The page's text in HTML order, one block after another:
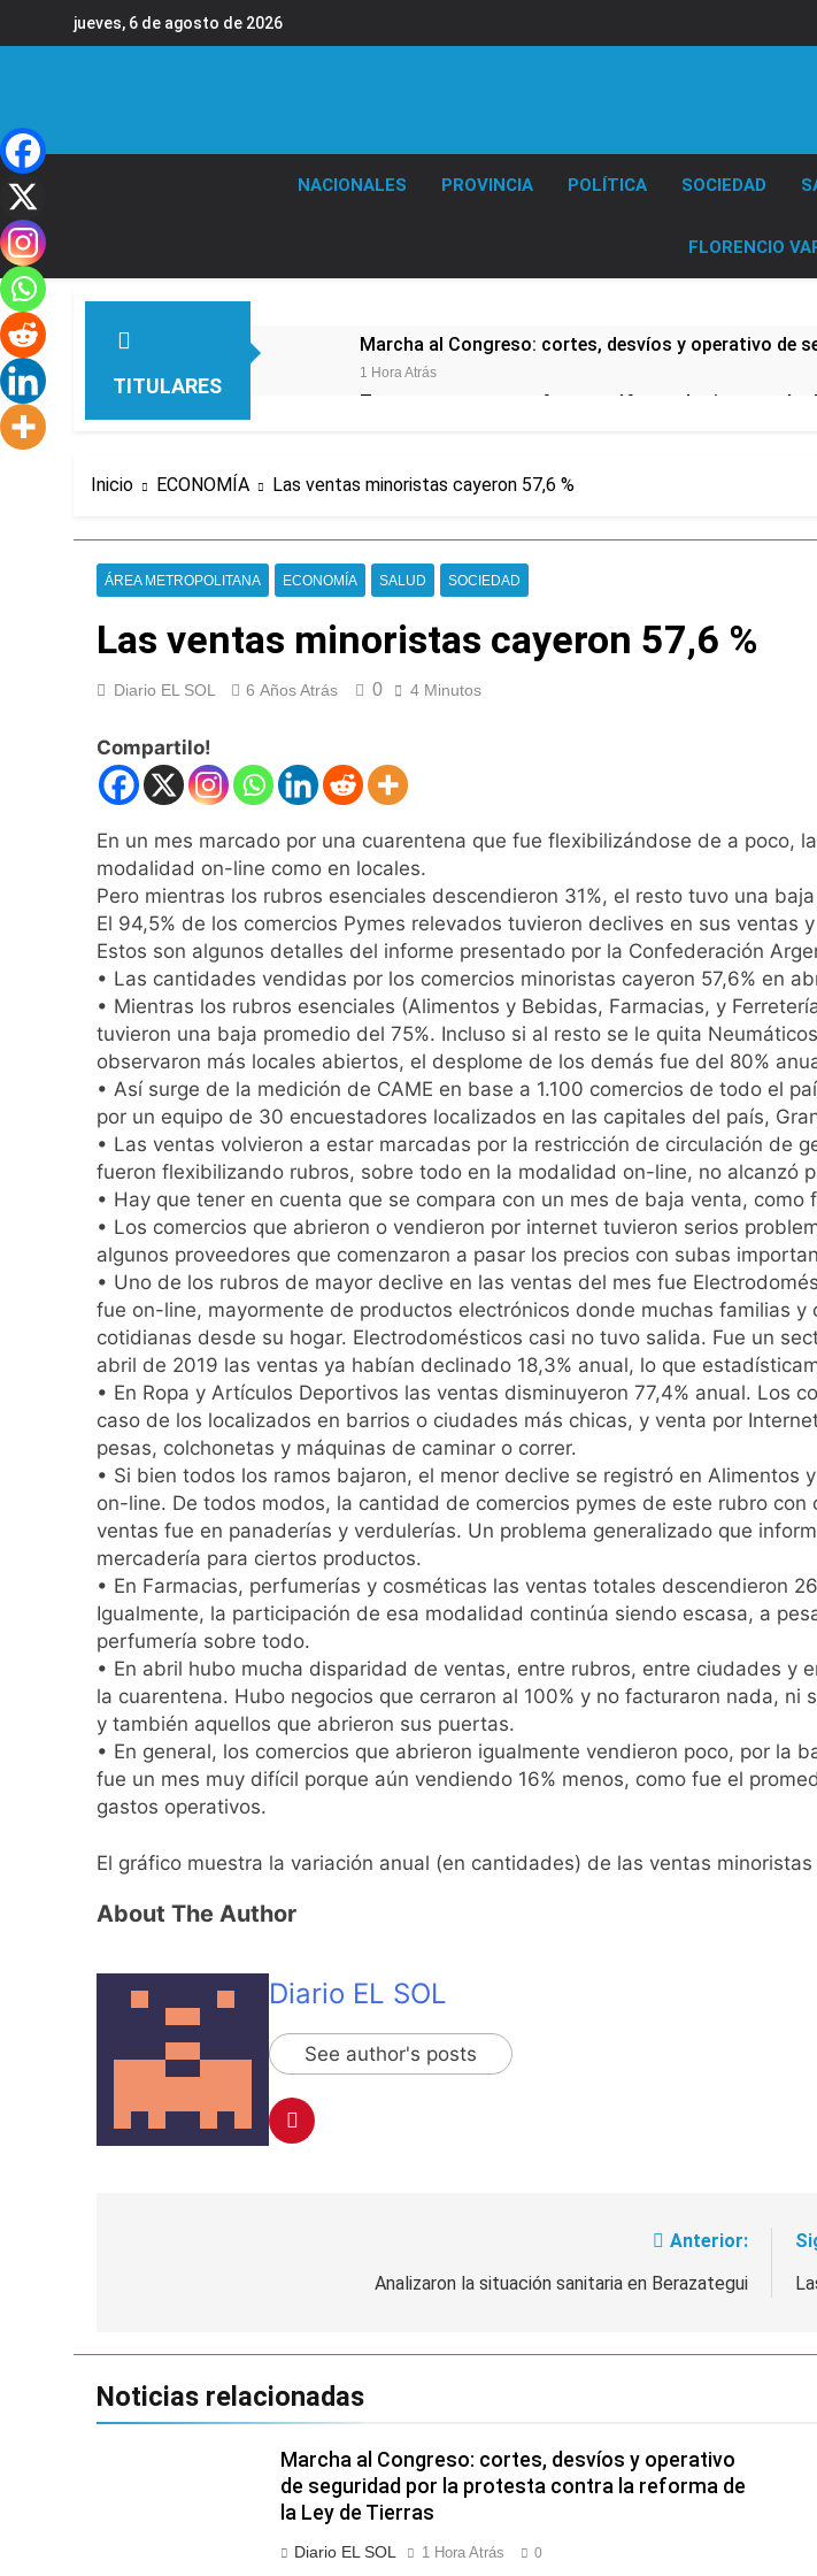
jueves, 6 de agosto de 2026
NACIONALES PROVINCIA POLÍTICA SOCIEDAD
FLORENCIO
TITULARES
Marcha al Congreso: cortes, desvíos y operativo de
1 Hora Atrás
Tormentas severas y fuertes ráfagas de viento: más
1 Hora Atrás
12 Horas Atrás
Denunciaron penalmente al abogado libertario que
Quilmes derrotó 2-0 al líder Gimnasia de Jujuy y
Argentina y Brasil, en el peor momento de su relación
15 Horas Atrás
El oficialismo dio de baja la cláusula de venta de
16 Horas Atrás
Detuvieron en Quilmes a un hombre que amenazó a
17 Horas Atrás
Veteranos de Guerra capacitan a agentes
18 Horas Atrás
Orgullo para Quilmes: reconocieron a Apres Salud
18 Horas Atrás
Siguen avanzando las intervenciones hídricas en
18 Horas Atrás
Se notificaron 21 nuevos casos de la fiebre
19 Horas Atrás
Las vacaciones de invierno se disfrutaron en familia
20 Horas Atrás
Berazategui será sede del Festival de Cine de la
21 Horas Atrás
Vozinha fue presentado como nuevo refuerzo de
22 Horas Atrás
Los bonos y ADR argentinos cerraron en baja y el
23 Horas Atrás
Argentina respondió a Brasil tras la rebaja
Cómo estará el clima en Buenos Aires este
1 Día Atrás
Inicio ECONOMÍA Las ventas minoristas cayeron 57,6 %
ÁREA METROPOLITANA ECONOMÍA SALUD SOCIEDAD
Las ventas minoristas cayeron 57,6 %
Diario EL SOL 6 Años Atrás 0 4 Minutos
Compartilo!
En un mes marcado por una cuarentena que fue flexibilizándose de a poco,
modalidad on-line como en locales.
Pero mientras los rubros esenciales descendieron 31%, el resto tuvo una
El 94,5% de los comercios Pymes relevados tuvieron declives en sus ventas
Estos son algunos detalles del informe presentado por la Confederación
• Las cantidades vendidas por los comercios minoristas cayeron 57,6% en
• Mientras los rubros esenciales (Alimentos y Bebidas, Farmacias, y
tuvieron una baja promedio del 75%. Incluso si al resto se le quita
observaron más locales abiertos, el desplome de los demás fue del 80%
• Así surge de la medición de CAME en base a 1.100 comercios de todo el
por un equipo de 30 encuestadores localizados en las capitales del país,
• Las ventas volvieron a estar marcadas por la restricción de circulación de
fueron flexibilizando rubros, sobre todo en la modalidad on-line, no alcanzó
• Hay que tener en cuenta que se compara con un mes de baja venta, como
• Los comercios que abrieron o vendieron por internet tuvieron serios
algunos proveedores que comenzaron a pasar los precios con subas
• Uno de los rubros de mayor declive en las ventas del mes fue
fue on-line, mayormente de productos electrónicos donde muchas familias
cotidianas desde su hogar. Electrodomésticos casi no tuvo salida. Fue un
abril de 2019 las ventas ya habían declinado 18,3% anual, lo que
• En Ropa y Artículos Deportivos las ventas disminuyeron 77,4% anual. Los
caso de los localizados en barrios o ciudades más chicas, y venta por
pesas, colchonetas y máquinas de caminar o correr.
• Si bien todos los ramos bajaron, el menor declive se registró en
on-line. De todos modos, la cantidad de comercios pymes de este rubro
ventas fue en panaderías y verdulerías. Un problema generalizado que
mercadería para ciertos productos.
• En Farmacias, perfumerías y cosméticas las ventas totales descendieron
Igualmente, la participación de esa modalidad continúa siendo escasa, a
perfumería sobre todo.
• En abril hubo mucha disparidad de ventas, entre rubros, entre ciudades y
la cuarentena. Hubo negocios que cerraron al 100% y no facturaron nada,
y también aquellos que abrieron sus puertas.
• En general, los comercios que abrieron igualmente vendieron poco, por la
fue un mes muy difícil porque aún vendiendo 16% menos, como fue el
gastos operativos.
El gráfico muestra la variación anual (en cantidades) de las ventas
About The Author
Diario EL SOL
See author's posts
Anterior:
Analizaron la situación sanitaria en Berazategui
Noticias relacionadas
Marcha al Congreso: cortes, desvíos y operativo
de seguridad por la protesta contra la reforma de
la Ley de Tierras
Diario EL SOL 1 Hora Atrás 0